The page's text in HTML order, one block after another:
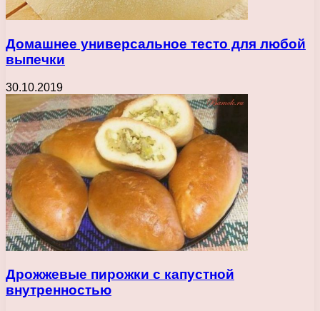
Домашнее универсальное тесто для любой
выпечки
30.10.2019
Дрожжевые пирожки с капустной
внутренностью